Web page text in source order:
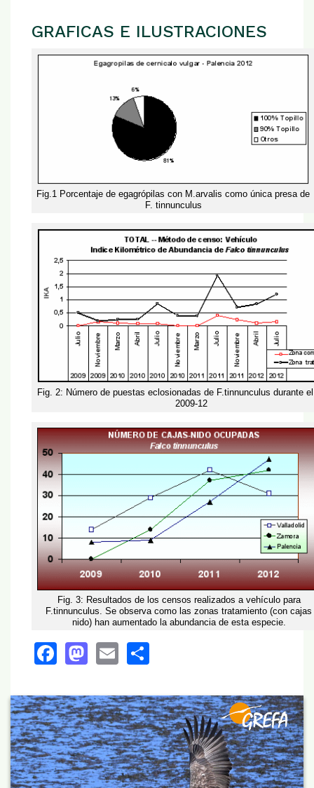
GRAFICAS E ILUSTRACIONES
Fig.1 Porcentaje de egagrópilas con M.arvalis como única presa de
F. tinnunculus
Fig. 2: Número de puestas eclosionadas de F.tinnunculus durante
2009-12
Fig. 3: Resultados de los censos realizados a vehículo para
F.tinnunculus. Se observa como las zonas tratamiento (con cajas
nido) han aumentado la abundancia de esta especie.
Facebook
Mastodon
Email